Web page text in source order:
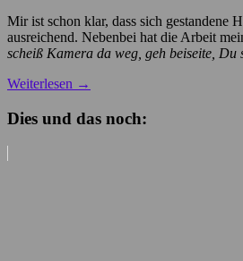
Mir ist schon klar, dass sich gestandene
ausreichend. Nebenbei hat die Arbeit
scheiß Kamera da weg, geh beiseite, Du
Weiterlesen →
Dies und das noch: